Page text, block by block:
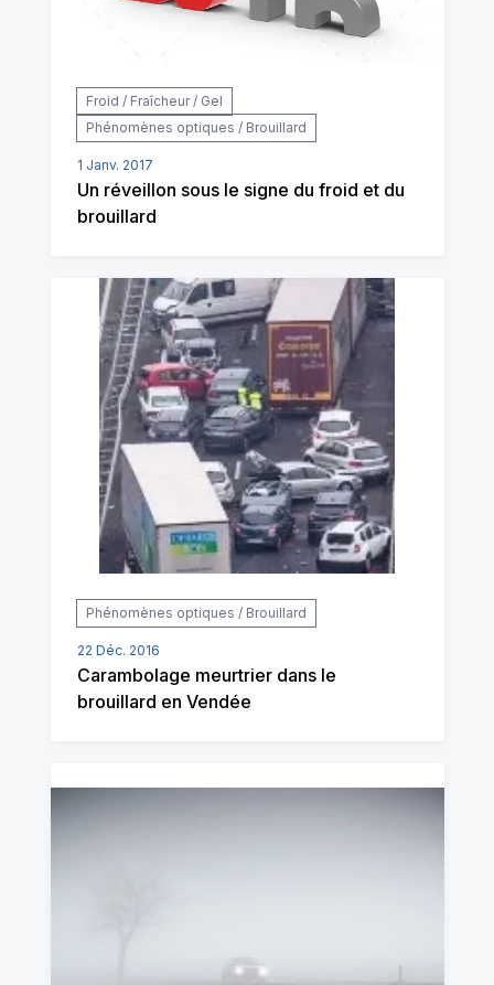
Froid / Fraîcheur / Gel
Phénomènes optiques / Brouillard
1 Janv. 2017
Un réveillon sous le signe du froid et du
brouillard
Phénomènes optiques / Brouillard
22 Déc. 2016
Carambolage meurtrier dans le
brouillard en Vendée